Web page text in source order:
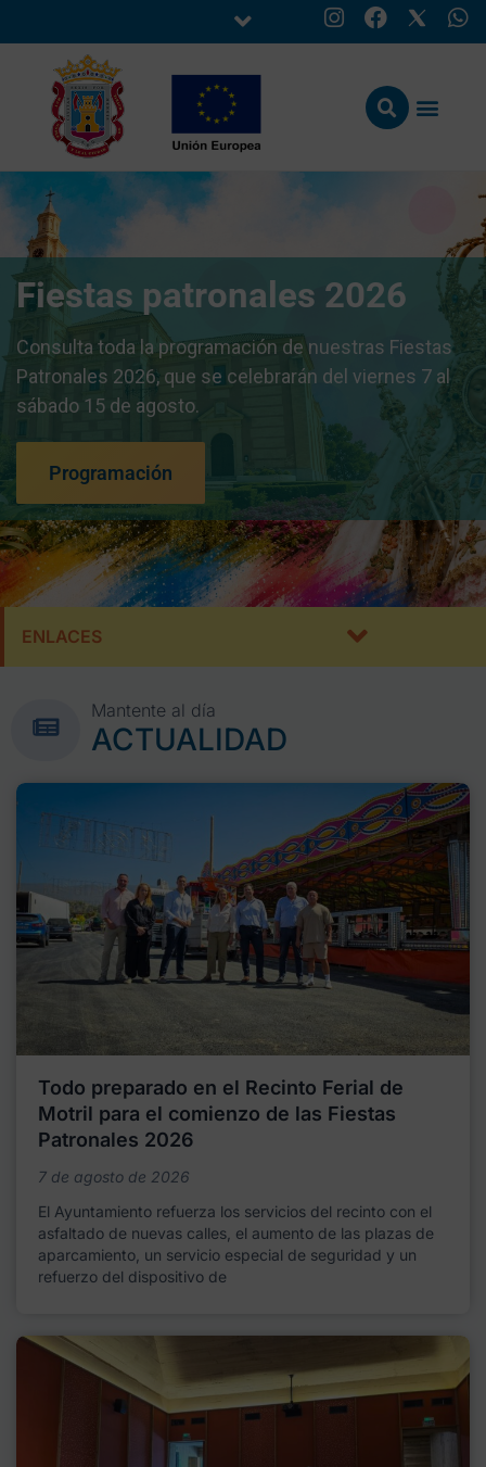
Fiestas patronales 2026
Consulta toda la programación de nuestras Fiestas
Patronales 2026, que se celebrarán del viernes 7 al
sábado 15 de agosto.
Programación
ENLACES
Mantente al día
ACTUALIDAD
Todo preparado en el Recinto Ferial de
Motril para el comienzo de las Fiestas
Patronales 2026
7 de agosto de 2026
El Ayuntamiento refuerza los servicios del recinto con el
asfaltado de nuevas calles, el aumento de las plazas de
aparcamiento, un servicio especial de seguridad y un
refuerzo del dispositivo de